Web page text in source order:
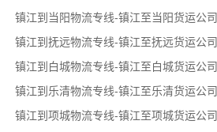
镇江到当阳物流专线-镇江至当阳货运公司
镇江到抚远物流专线-镇江至抚远货运公司
镇江到白城物流专线-镇江至白城货运公司
镇江到乐清物流专线-镇江至乐清货运公司
镇江到项城物流专线-镇江至项城货运公司